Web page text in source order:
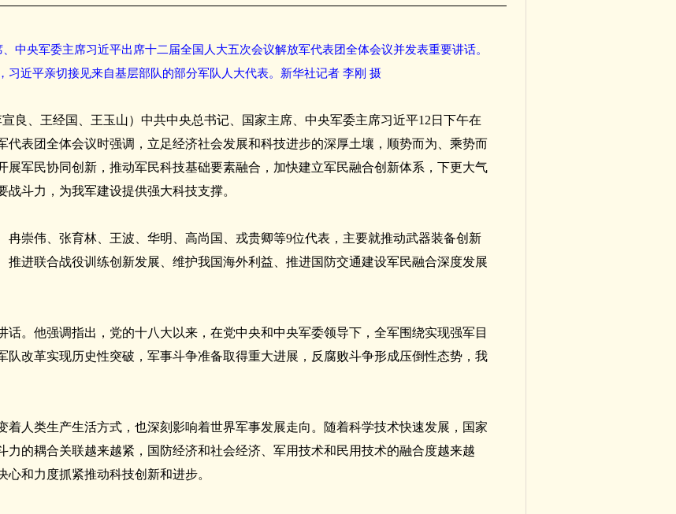
中央军委主席习近平出席十二届全国人大五次会议解放军代表团全体会议并发表重要讲话。
习近平亲切接见来自基层部队的部分军队人大代表。新华社记者 李刚 摄
良、王经国、王玉山）中共中央总书记、国家主席、中央军委主席习近平12日下午在
代表团全体会议时强调，立足经济社会发展和科技进步的深厚土壤，顺势而为、乘势而
展军民协同创新，推动军民科技基础要素融合，加快建立军民融合创新体系，下更大气
斗力，为我军建设提供强大科技支撑。
冉崇伟、张育林、王波、华明、高尚国、戎贵卿等9位代表，主要就推动武器装备创新
推进联合战役训练创新发展、维护我国海外利益、推进国防交通建设军民融合深度发展
话。他强调指出，党的十八大以来，在党中央和中央军委领导下，全军围绕实现强军目
队改革实现历史性突破，军事斗争准备取得重大进展，反腐败斗争形成压倒性态势，我
着人类生产生活方式，也深刻影响着世界军事发展走向。随着科学技术快速发展，国家
力的耦合关联越来越紧，国防经济和社会经济、军用技术和民用技术的融合度越来越
和力度抓紧推动科技创新和进步。